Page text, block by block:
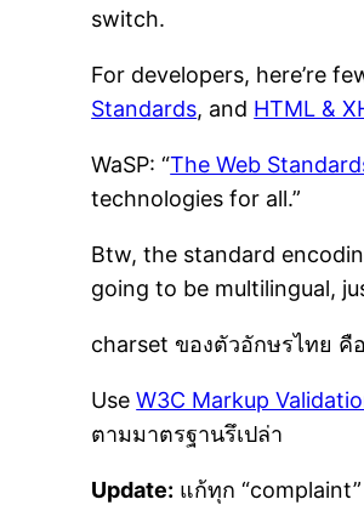
switch.
For developers, here’re
Standards, and HTML &
WaSP: “The Web
technologies for all.”
Btw, the standard
going to be multilingual,
charset ของตัวอักษรไทย คื
UseW3C Markup
ตามมาตรฐานรึเปล่า
Update: แก้ทุก